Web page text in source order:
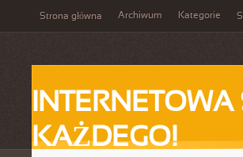
Strona główna Archiwum Kategorie
KAŻDEGO!